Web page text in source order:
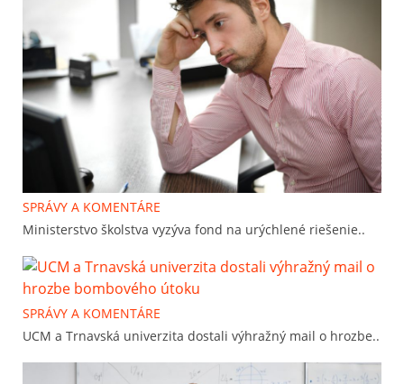
SPRÁVY A KOMENTÁRE
Ministerstvo školstva vyzýva fond na urýchlené riešenie..
SPRÁVY A KOMENTÁRE
UCM a Trnavská univerzita dostali výhražný mail o hrozbe..